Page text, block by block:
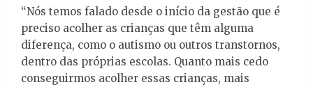
“Nós temos falado desde o início da gestão que é
preciso acolher as crianças que têm alguma
diferença, como o autismo ou outros transtornos,
dentro das próprias escolas. Quanto mais cedo
conseguirmos acolher essas crianças, mais